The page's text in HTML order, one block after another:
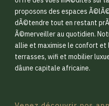
proposons des espaces
dÃ©tendre tout en restant
Ã©merveiller au quotidien.
allie et maximise le confort et
terrasses, wifi et mobilier
dâune capitale africaine.
1
2
3
1
2
3